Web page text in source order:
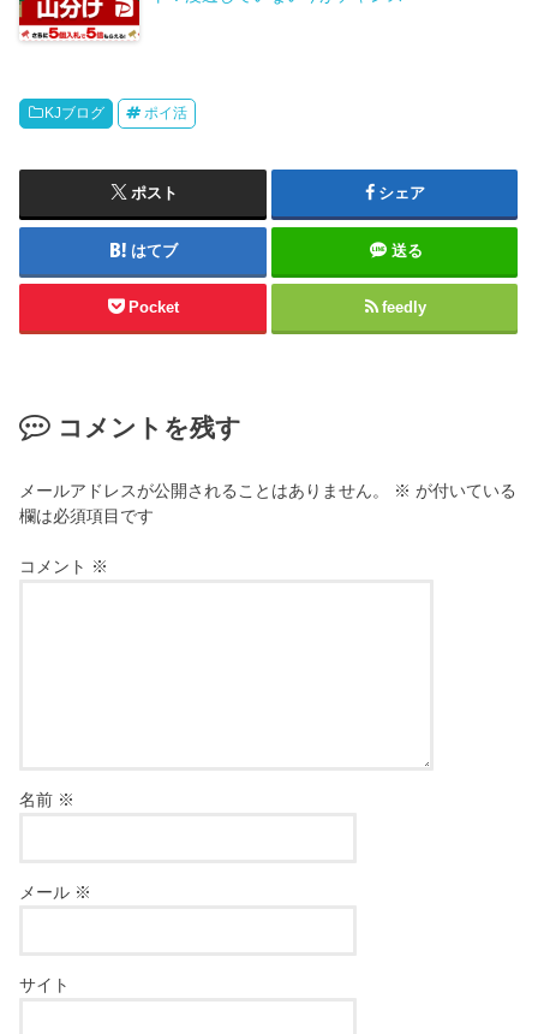
KJブログ ポイ活
ポスト シェア
はてブ 送る
Pocket feedly
コメントを残す
メールアドレスが公開されることはありません。 ※ が付いている
欄は必須項目です
コメント ※
名前 ※
メール ※
サイト